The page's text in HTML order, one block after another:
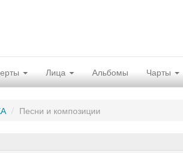
Лица Альбомы Чарты
Песни и композиции